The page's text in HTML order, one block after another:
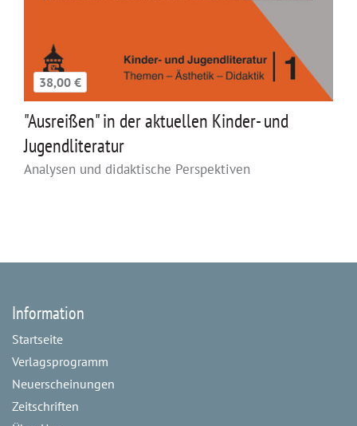
38,00 €
"Ausreißen" in der aktuellen Kinder- und
Jugendliteratur
Analysen und didaktische Perspektiven
Information
Startseite
Verlagsprogramm
Neuerscheinungen
Zeitschriften